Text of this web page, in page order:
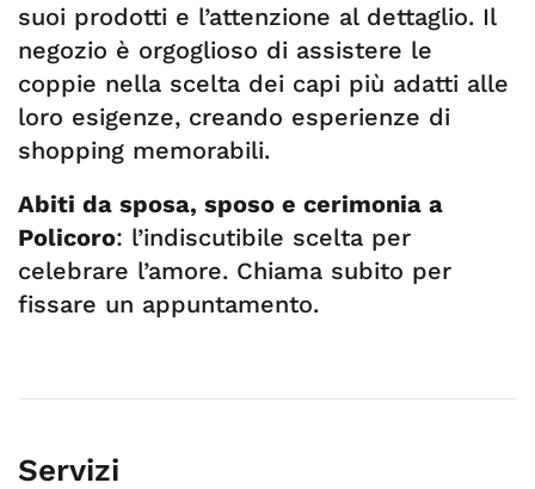
suoi prodotti e l’attenzione al dettaglio. Il
negozio è orgoglioso di assistere le
coppie nella scelta dei capi più adatti alle
loro esigenze, creando esperienze di
shopping memorabili.
Abiti da sposa, sposo e cerimonia a
Policoro: l’indiscutibile scelta per
celebrare l’amore. Chiama subito per
fissare un appuntamento.
Servizi